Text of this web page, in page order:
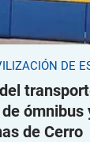
DE
ómnibus
de Cerro